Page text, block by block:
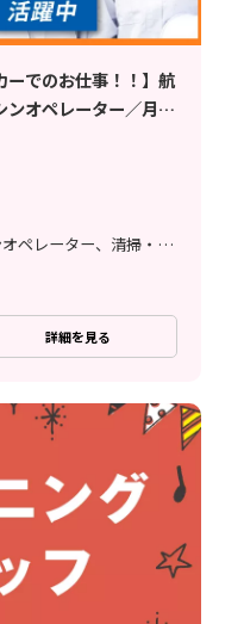
ーでのお仕事！！】航
オペレーター／月34
払い可
組立・組付け、加工、マシンオペレーター、清掃・洗浄、立ち作業
詳細を見る